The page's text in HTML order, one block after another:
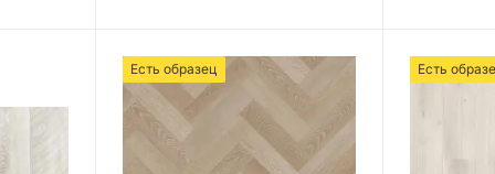
Есть образец Есть